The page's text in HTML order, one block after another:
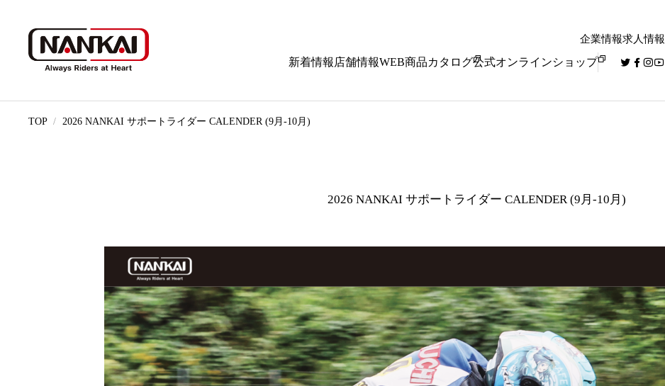
企業情報求人情報
新着情報 店舗情報WEB商品カタログ公式オンラインショップ
TOP 2026 NANKAI サポートライダー CALENDER (9月-10月)
2026 NANKAI サポートライダー CALENDER (9月-10月)